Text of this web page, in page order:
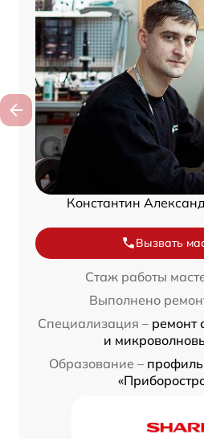
Константин
Вызвать
Стаж работы
Выполнено
Специализация – ремонт
и
Образование –